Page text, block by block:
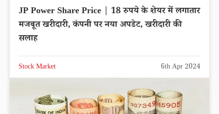
JP Power Share Price | 18 रुपये के शेयर में लगातार
मजबूत खरीदारी, कंपनी पर नया अपडेट, खरीदारी की
सलाह
Stock Market 6th Apr 2024